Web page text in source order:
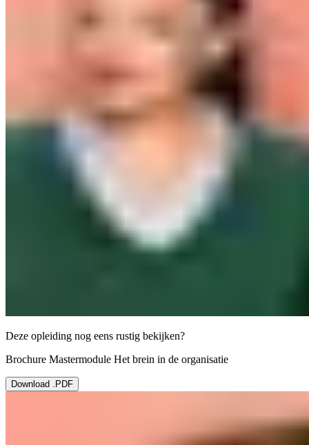
Deze opleiding nog eens rustig bekijken?
Brochure Mastermodule Het brein in de organisatie
Download .PDF